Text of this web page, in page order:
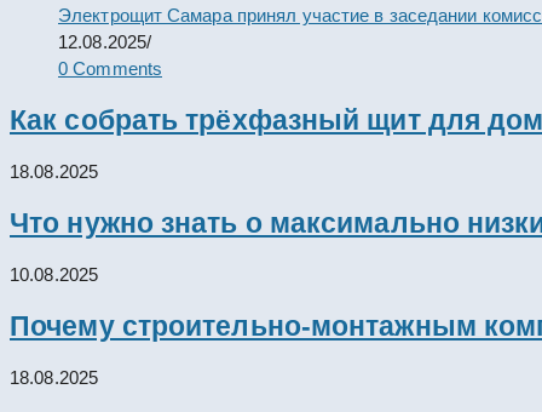
Электрощит Самара принял участие в заседании
12.08.2025/
0 Comments
Как собрать трёхфазный щит для
18.08.2025
Что нужно знать о максимально
10.08.2025
Почему строительно-монтажным
18.08.2025